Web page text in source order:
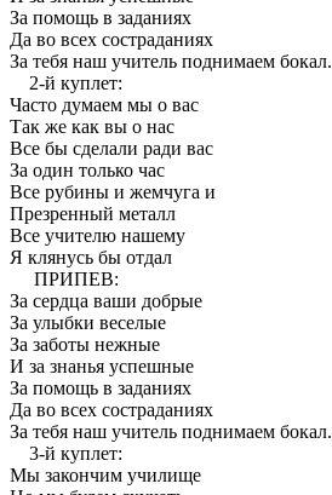
За помощь в заданиях
Да во всех состраданиях
За тебя наш учитель поднимаем бокал.
2-й куплет:
Часто думаем мы о вас
Так же как вы о нас
Все бы сделали ради вас
За один только час
Все рубины и жемчуга и
Презренный металл
Все учителю нашему
Я клянусь бы отдал
ПРИПЕВ:
За сердца ваши добрые
За улыбки веселые
За заботы нежные
И за знанья успешные
За помощь в заданиях
Да во всех состраданиях
За тебя наш учитель поднимаем бокал.
3-й куплет:
Мы закончим училище